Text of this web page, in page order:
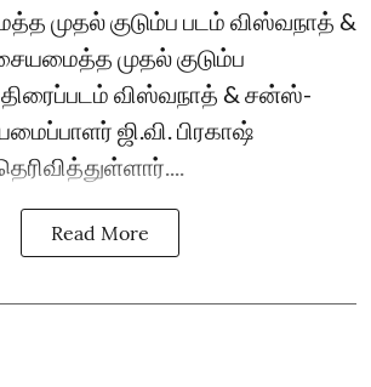
முதல் குடும்ப படம் விஸ்வநாத் &
முதல் குடும்ப
திரைப்படம் விஸ்வநாத் & சன்ஸ்-
ஜி.வி. பிரகாஷ்
Read More